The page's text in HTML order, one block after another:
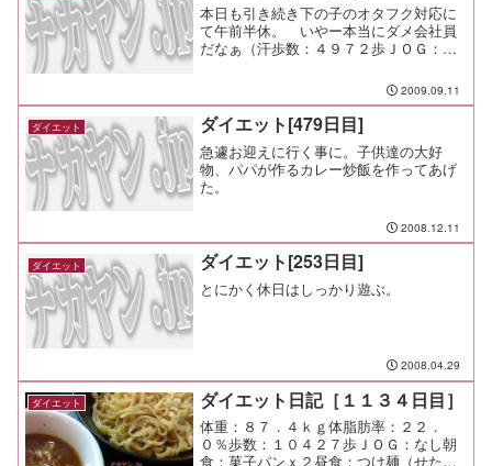
本日も引き続き下の子のオタフク対応に
て午前半休。 いやー本当にダメ会社員
だなぁ（汗歩数：４９７２歩ＪＯＧ：な
2009.09.11
ダイエット ダイエット[479日目]
急遽お迎えに行く事に。子供達の大好
物、パパが作るカレー炒飯を作ってあげ
た。
2008.12.11
ダイエット ダイエット[253日目]
とにかく休日はしっかり遊ぶ。
2008.04.29
ダイエット ダイエット日記［１１３４日目］
体重：８７．４ｋｇ体脂肪率：２２．
０％歩数：１０４２７歩ＪＯＧ：なし朝
食：菓子パンｘ２昼食：つけ麺（せたが